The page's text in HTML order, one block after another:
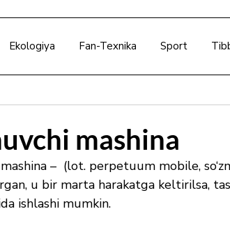
Ekologiya Fan-Texnika Sport
mashina
–  (lot. perpetuum mobile,
u bir marta harakatga keltirilsa,
ishlashi mumkin.